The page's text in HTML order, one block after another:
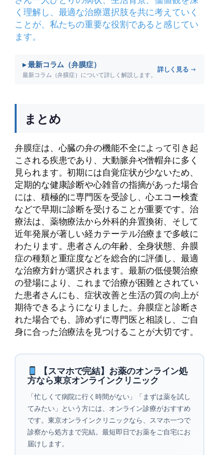
く理解し、最適な治療選択肢を共に考えていく
ことが、私たちの重要な役割であると感じてい
ます。
▸ 最新コラム（弁膜症）
最新コラム（弁膜症）について詳しく解説します。
詳しく見る →
まとめ
弁膜症は、心臓の弁の機能不全によって引き起
こされる疾患であり、大動脈弁や僧帽弁に多く
見られます。初期には自覚症状が少ないため、
定期的な健康診断や心雑音の指摘があった場合
には、積極的に専門医を受診し、心エコー検査
などで早期に診断を受けることが重要です。治
療法は、薬物療法から外科的弁置換術、そして
近年発展が著しい経カテーテル治療まで多岐に
わたります。患者さんの年齢、全身状態、弁膜
症の種類と重症度などを総合的に評価し、最適
な治療方針が選択されます。最新の低侵襲治療
の登場により、これまで治療が困難とされてい
た患者さんにも、症状改善と生活の質の向上が
期待できるようになりました。弁膜症と診断さ
れた場合でも、諦めずに専門医と相談し、ご自
身に合った治療法を見つけることが大切です。
【スマホで完結】お薬のオンライン処
方なら東京オンラインクリニック
「忙しくて病院に行く時間がない」「まずは薬を試し
てみたい」という方には、オンライン診療がおすすめ
です。東京オンラインクリニックなら、スマホ一つで
診察から処方まで完結。最短即日でお薬をご自宅にお
届けします。